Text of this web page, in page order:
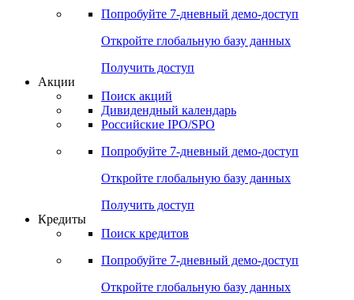
Попробуйте 7-дневный демо-доступ
Откройте глобальную базу данных
Получить доступ
Акции
Поиск акций
Дивидендный календарь
Российские IPO/SPO
Попробуйте 7-дневный демо-доступ
Откройте глобальную базу данных
Получить доступ
Кредиты
Поиск кредитов
Попробуйте 7-дневный демо-доступ
Откройте глобальную базу данных